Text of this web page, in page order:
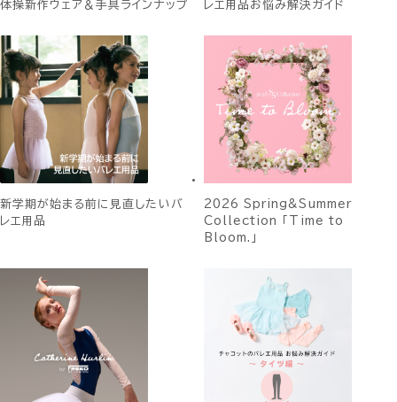
体操新作ウェア＆手具ラインナップ レエ用品お悩み解決ガイド
新学期が始まる前に見直したいバ
レエ用品
2026 Spring&Summer
Collection 「Time to
Bloom.」